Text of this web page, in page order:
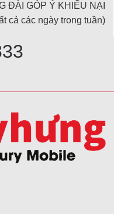
ĐÀI GÓP Ý KHIẾU NẠI
cả các ngày trong tuần)